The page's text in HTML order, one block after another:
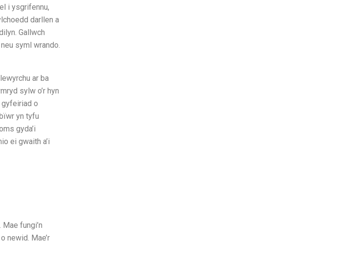
i ysgrifennu,
darllen a
Gallwch
syml wrando.
ar ba
sylw o’r hyn
gyfeiriad o
yn tyfu
gyda’i
ei gwaith a’i
fungi’n
newid. Mae’r